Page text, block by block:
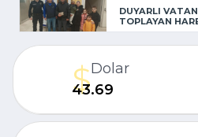
DUYARLI
TOPLAYAN
Dolar
43.69